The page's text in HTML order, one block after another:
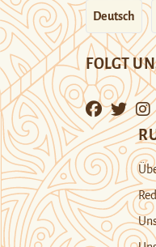
Deutsch
FOLGT